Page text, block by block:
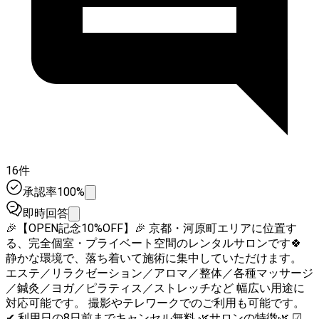
16件
承認率100%
即時回答
🎉【OPEN記念10%OFF】🎉 京都・河原町エリアに位置す
る、完全個室・プライベート空間のレンタルサロンです🍀
静かな環境で、落ち着いて施術に集中していただけます。
エステ／リラクゼーション／アロマ／整体／各種マッサージ
／鍼灸／ヨガ／ピラティス／ストレッチなど 幅広い用途に
対応可能です。 撮影やテレワークでのご利用も可能です。